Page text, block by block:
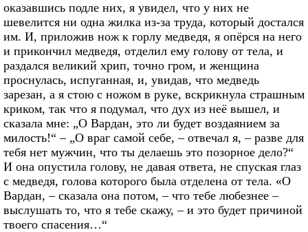
оказавшись подле них, я увидел, что у них не
шевелится ни одна жилка из-за труда, который достался
им. И, приложив нож к горлу медведя, я опёрся на него
и прикончил медведя, отделил ему голову от тела, и
раздался великий хрип, точно гром, и женщина
проснулась, испуганная, и, увидав, что медведь
зарезан, а я стою с ножом в руке, вскрикнула страшным
криком, так что я подумал, что дух из неё вышел, и
сказала мне: „О Вардан, это ли будет воздаянием за
милость!“ – „О враг самой себе, – отвечал я, – разве для
тебя нет мужчин, что ты делаешь это позорное дело?“
И она опустила голову, не давая ответа, не спуская глаз
с медведя, голова которого была отделена от тела. «О
Вардан, – сказала она потом, – что тебе любезнее –
выслушать то, что я тебе скажу, – и это будет причиной
твоего спасения…“